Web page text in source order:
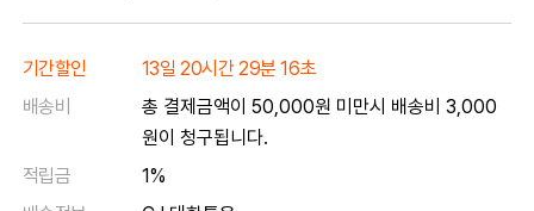
기간할인
13일 20시간 29분 16초
배송비
총 결제금액이 50,000원 미만시 배송비 3,000
원이 청구됩니다.
적립금
1%